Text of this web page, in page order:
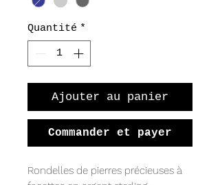
Quantité *
Ajouter au panier
Commander et payer
Rondelles de pierres précieuses à